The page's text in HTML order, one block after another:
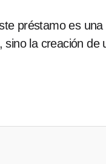
préstamo es
la creación